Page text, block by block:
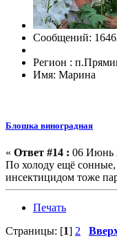
Сообщений:
Регион :
Имя: Марина
Блошка виноградная
« Ответ #14 : 06 Июнь
По холоду ещё сонные,
инсектицидом тоже
Печать
Страницы: [1] 2